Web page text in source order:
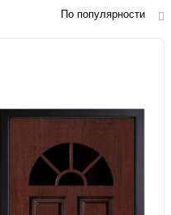
По популярности